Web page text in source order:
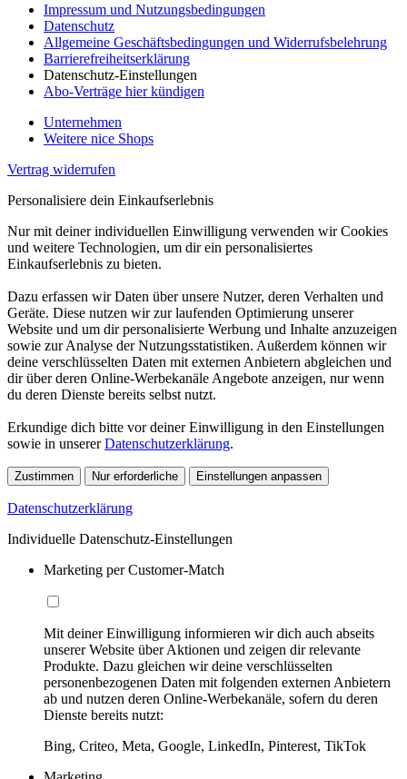
Impressum und Nutzungsbedingungen
Datenschutz
Allgemeine Geschäftsbedingungen und Widerrufsbelehrung
Barrierefreiheitserklärung
Datenschutz-Einstellungen
Abo-Verträge hier kündigen
Unternehmen
Weitere nice Shops
Vertrag widerrufen
Personalisiere dein Einkaufserlebnis
Nur mit deiner individuellen Einwilligung verwenden wir Cookies
und weitere Technologien, um dir ein personalisiertes
Einkaufserlebnis zu bieten.
Dazu erfassen wir Daten über unsere Nutzer, deren Verhalten und
Geräte. Diese nutzen wir zur laufenden Optimierung unserer
Website und um dir personalisierte Werbung und Inhalte anzuzeigen
sowie zur Analyse der Nutzungsstatistiken. Außerdem können wir
deine verschlüsselten Daten mit externen Anbietern abgleichen und
dir über deren Online-Werbekanäle Angebote anzeigen, nur wenn
du deren Dienste bereits selbst nutzt.
Erkundige dich bitte vor deiner Einwilligung in den Einstellungen
sowie in unsererDatenschutzerklärung.
Zustimmen Nur erforderliche Einstellungen anpassen
Datenschutzerklärung
Individuelle Datenschutz-Einstellungen
Marketing per Customer-Match
Mit deiner Einwilligung informieren wir dich auch abseits
unserer Website über Aktionen und zeigen dir relevante
Produkte. Dazu gleichen wir deine verschlüsselten
personenbezogenen Daten mit folgenden externen Anbietern
ab und nutzen deren Online-Werbekanäle, sofern du deren
Dienste bereits nutzt:
Bing, Criteo, Meta, Google, LinkedIn, Pinterest, TikTok